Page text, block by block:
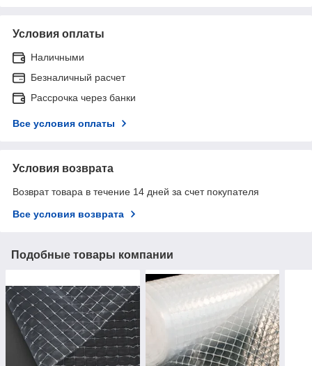
Условия оплаты
Наличными
Безналичный расчет
Рассрочка через банки
Все условия оплаты
Условия возврата
Возврат товара в течение 14 дней за счет покупателя
Все условия возврата
Подобные товары компании